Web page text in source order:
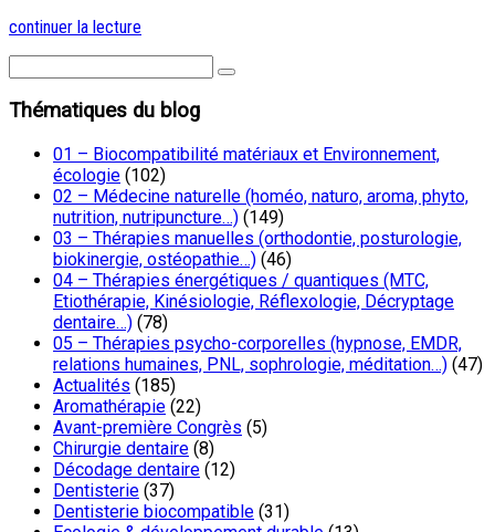
continuer la lecture
Thématiques du blog
01 – Biocompatibilité matériaux et Environnement,
écologie (102)
02 – Médecine naturelle (homéo, naturo, aroma, phyto,
nutrition, nutripuncture…) (149)
03 – Thérapies manuelles (orthodontie, posturologie,
biokinergie, ostéopathie…) (46)
04 – Thérapies énergétiques / quantiques (MTC,
Etiothérapie, Kinésiologie, Réflexologie, Décryptage
dentaire…) (78)
05 – Thérapies psycho-corporelles (hypnose, EMDR,
relations humaines, PNL, sophrologie, méditation…) (47)
Actualités (185)
Aromathérapie (22)
Avant-première Congrès (5)
Chirurgie dentaire (8)
Décodage dentaire (12)
Dentisterie (37)
Dentisterie biocompatible (31)